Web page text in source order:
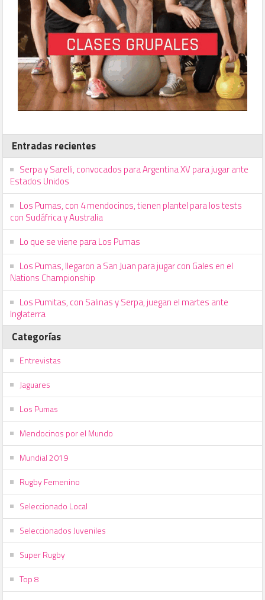
Entradas recientes
Serpa y Sarelli, convocados para Argentina XV para jugar ante
Estados Unidos
Los Pumas, con 4 mendocinos, tienen plantel para los tests
con Sudáfrica y Australia
Lo que se viene para Los Pumas
Los Pumas, llegaron a San Juan para jugar con Gales en el
Nations Championship
Los Pumitas, con Salinas y Serpa, juegan el martes ante
Inglaterra
Categorías
Entrevistas
Jaguares
Los Pumas
Mendocinos por el Mundo
Mundial 2019
Rugby Femenino
Seleccionado Local
Seleccionados Juveniles
Super Rugby
Top 8